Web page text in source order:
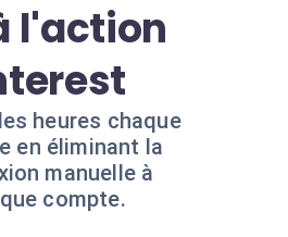
l'action
heures chaque
en éliminant la
manuelle à
compte.